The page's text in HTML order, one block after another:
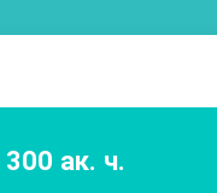
300 ак. ч.